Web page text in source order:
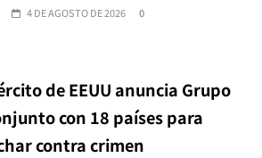
4 DE AGOSTO DE 2026 0
de EEUU anuncia Grupo
con 18 países para
contra crimen